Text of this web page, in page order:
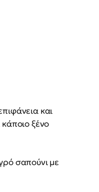
και
κάποιο ξένο
σαπούνι με